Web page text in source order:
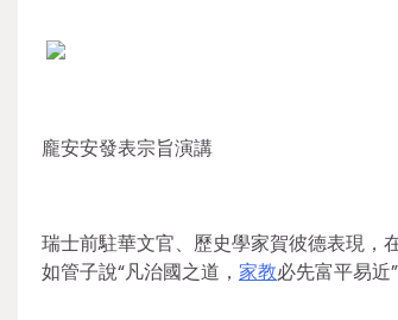
龐安安發表宗旨演講
瑞士前駐華文官、歷史學家賀彼德表現，
如管子說“凡治國之道， 家教必先富平易近